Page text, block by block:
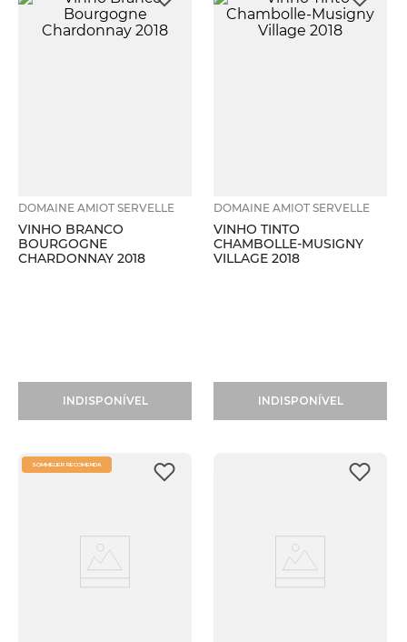
DOMAINE AMIOT SERVELLE
VINHO BRANCO
BOURGOGNE
CHARDONNAY 2018
INDISPONÍVEL
DOMAINE AMIOT SERVELLE
VINHO TINTO
CHAMBOLLE-MUSIGNY
VILLAGE 2018
INDISPONÍVEL
SOMMELIER RECOMENDA